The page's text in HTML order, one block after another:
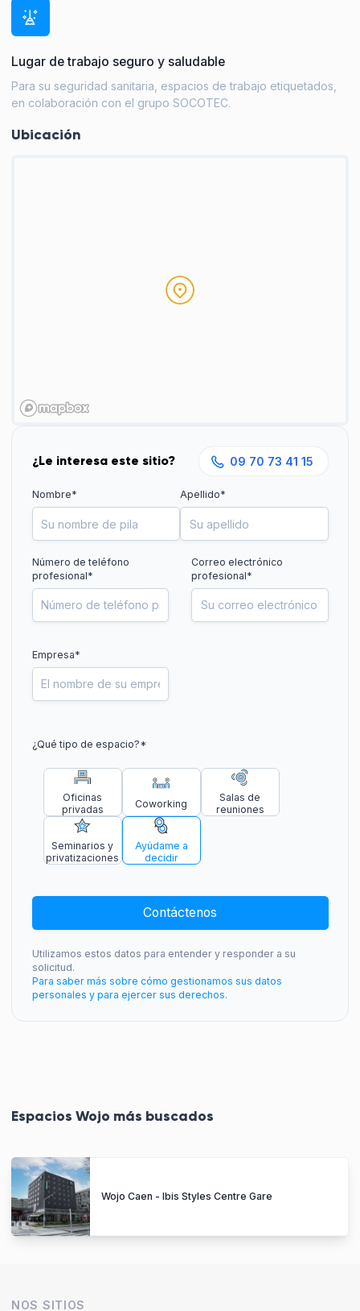
Lugar de trabajo seguro y saludable
Para su seguridad sanitaria, espacios de trabajo etiquetados,
en colaboración con el grupo SOCOTEC.
Ubicación
¿Le interesa este sitio? 09 70 73 41 15
Nombre* Apellido*
Número de teléfono
profesional*
Correo electrónico
profesional*
Empresa*
¿Qué tipo de espacio?*
Oficinas
privadas
Coworking
Salas de
reuniones
Seminarios y
privatizaciones
Ayúdame a
decidir
Contáctenos
Utilizamos estos datos para entender y responder a su
solicitud.
Para saber más sobre cómo gestionamos sus datos
personales y para ejercer sus derechos.
Espacios Wojo más buscados
Wojo Caen - Ibis Styles Centre Gare
NOS SITIOS